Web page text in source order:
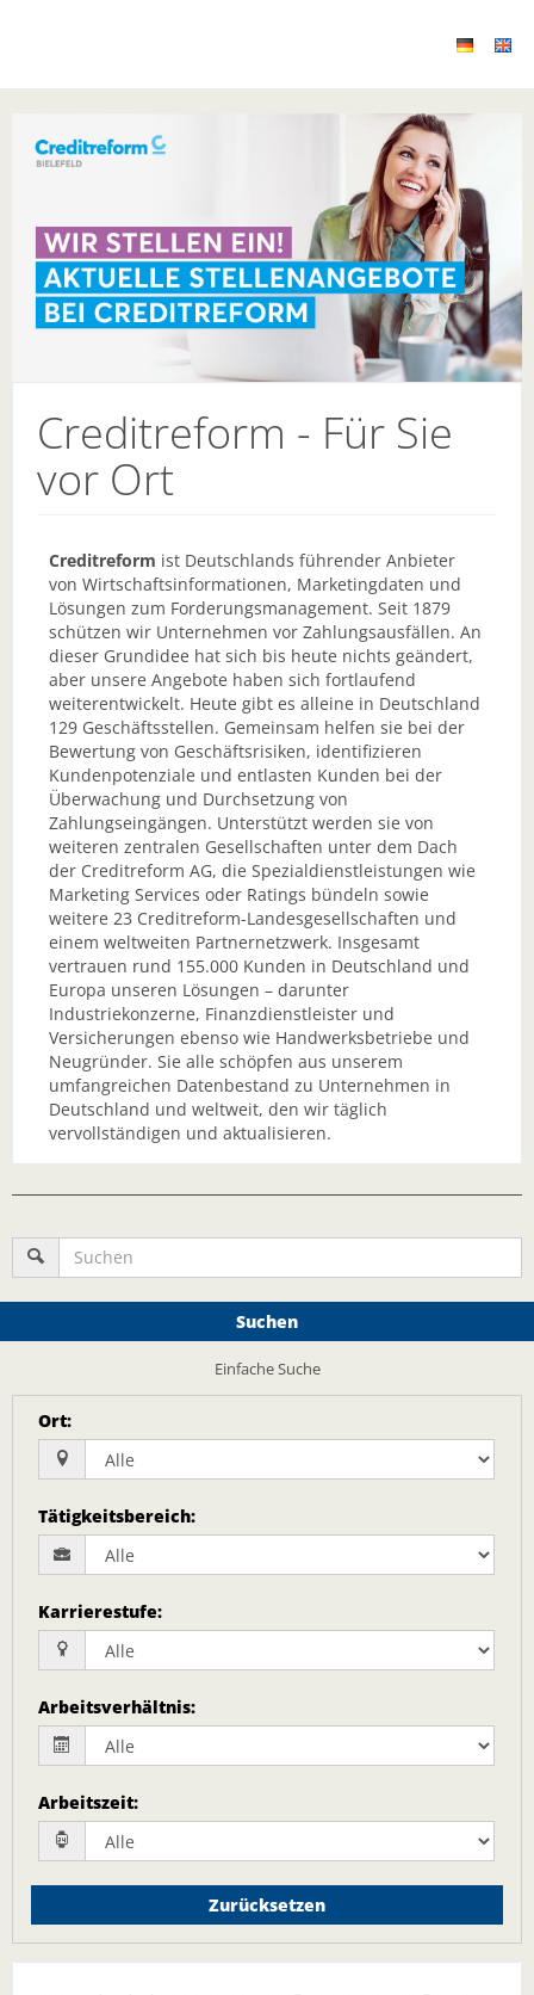
Creditreform - Für Sie
vor Ort
Creditreform ist Deutschlands führender Anbieter
von Wirtschaftsinformationen, Marketingdaten und
Lösungen zum Forderungsmanagement. Seit 1879
schützen wir Unternehmen vor Zahlungsausfällen. An
dieser Grundidee hat sich bis heute nichts geändert,
aber unsere Angebote haben sich fortlaufend
weiterentwickelt. Heute gibt es alleine in Deutschland
129 Geschäftsstellen. Gemeinsam helfen sie bei der
Bewertung von Geschäftsrisiken, identifizieren
Kundenpotenziale und entlasten Kunden bei der
Überwachung und Durchsetzung von
Zahlungseingängen. Unterstützt werden sie von
weiteren zentralen Gesellschaften unter dem Dach
der Creditreform AG, die Spezialdienstleistungen wie
Marketing Services oder Ratings bündeln sowie
weitere 23 Creditreform-Landesgesellschaften und
einem weltweiten Partnernetzwerk. Insgesamt
vertrauen rund 155.000 Kunden in Deutschland und
Europa unseren Lösungen – darunter
Industriekonzerne, Finanzdienstleister und
Versicherungen ebenso wie Handwerksbetriebe und
Neugründer. Sie alle schöpfen aus unserem
umfangreichen Datenbestand zu Unternehmen in
Deutschland und weltweit, den wir täglich
vervollständigen und aktualisieren.
Suchen
Einfache Suche
Ort:
Tätigkeitsbereich:
Karrierestufe:
Arbeitsverhältnis:
Arbeitszeit:
Zurücksetzen